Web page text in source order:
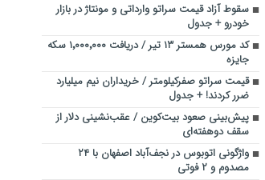
سقوط آزاد قیمت سراتو وارداتی و مونتاژ در بازار
خودرو + جدول
کد مورس همستر ۱۳ تیر / دریافت ۱٬۰۰۰٬۰۰۰ سکه
جایزه
قیمت سراتو صفرکیلومتر / خریداران نیم میلیارد
ضرر کردند! + جدول
پیش‌بینی صعود بیت‌کوین / عقب‌نشینی دلار از
سقف دوهفته‌ای
واژگونی اتوبوس در نجف‌آباد اصفهان با ۲۴
مصدوم و ۲ فوتی